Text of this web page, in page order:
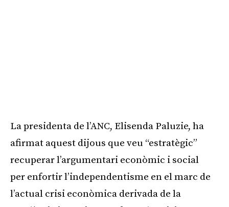
La presidenta de l’ANC, Elisenda Paluzie, ha
afirmat aquest dijous que veu “estratègic”
recuperar l’argumentari econòmic i social
per enfortir l’independentisme en el marc de
l’actual crisi econòmica derivada de la